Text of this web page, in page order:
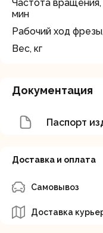
Частота
мин
Рабочий ход
Вес, кг
Документация
Паспорт
Доставка и оплата
Самовывоз
Доставка